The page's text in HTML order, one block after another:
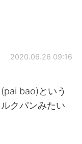
2020.06.26 09:16
bao)という
クパンみたい